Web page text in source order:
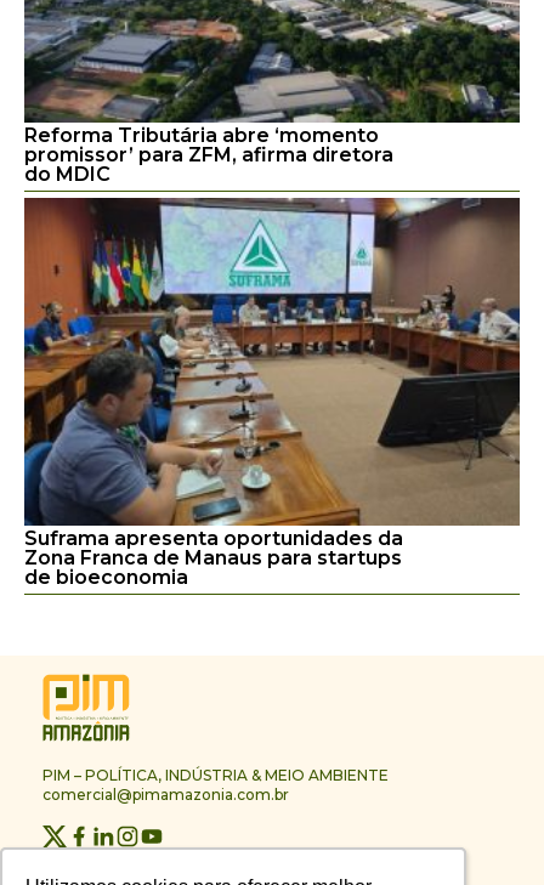
Reforma Tributária abre ‘momento
promissor’ para ZFM, afirma diretora
do MDIC
Suframa apresenta oportunidades da
Zona Franca de Manaus para startups
de bioeconomia
PIM – POLÍTICA, INDÚSTRIA & MEIO AMBIENTE
comercial@pimamazonia.com.br